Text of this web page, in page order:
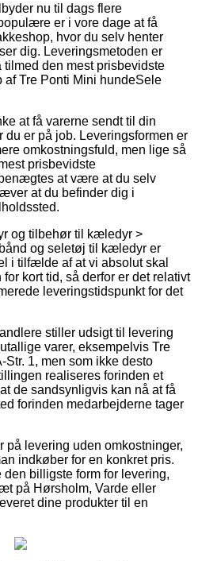
nu til dags flere
er i vore dage at få
hvor du selv henter
dig. Leveringsmetoden er
den mest prisbevidste
af Tre Ponti Mini hundeSele
at få varerne sendt til din
du er på job. Leveringsformen er
omkostningsfuld, men lige så
prisbevidste
at være at du selv
at du befinder dig i
og tilbehør til kæledyr >
og seletøj til kæledyr er
i tilfælde af at vi absolut skal
kort tid, så derfor er det relativt
leveringstidspunkt for det
stiller udsigt til levering
varer, eksempelvis Tre
1, men som ikke desto
realiseres forinden et
de sandsynligvis kan nå at få
forinden medarbejderne tager
på levering uden omkostninger,
indkøber for en konkret pris.
billigste form for levering,
på Hørsholm, Varde eller
dine produkter til en